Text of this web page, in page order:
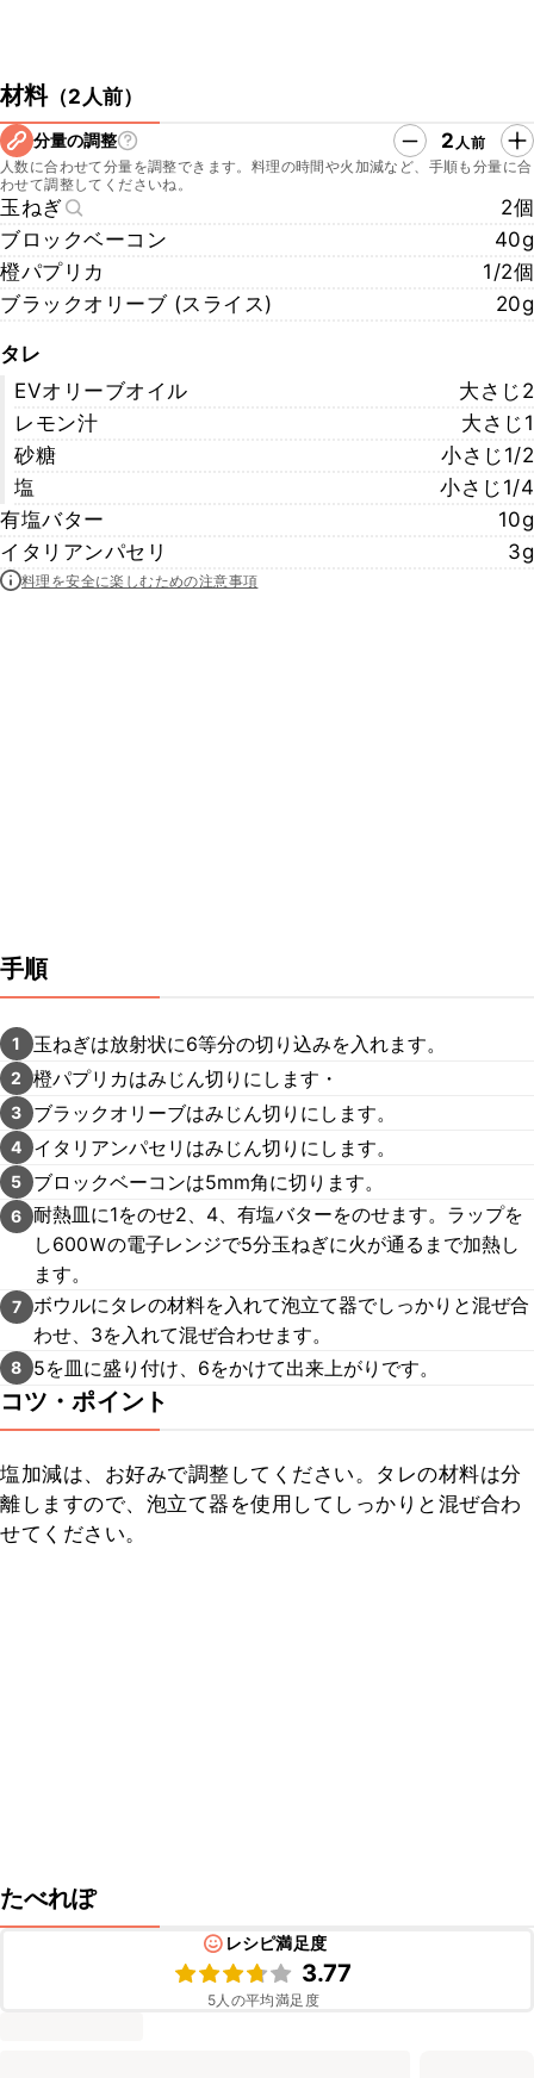
材料（2人前）
分量の調整 2 人前
人数に合わせて分量を調整できます。料理の時間や火加減など、手順も分量に合
わせて調整してくださいね。
玉ねぎ
2個
ブロックベーコン
40g
橙パプリカ
1/2個
ブラックオリーブ (スライス)
20g
タレ
EVオリーブオイル
大さじ2
レモン汁
大さじ1
砂糖
小さじ1/2
塩
小さじ1/4
有塩バター
10g
イタリアンパセリ
3g
料理を安全に楽しむための注意事項
手順
1 玉ねぎは放射状に6等分の切り込みを入れます。
2 橙パプリカはみじん切りにします・
3 ブラックオリーブはみじん切りにします。
4 イタリアンパセリはみじん切りにします。
5 ブロックベーコンは5mm角に切ります。
6 耐熱皿に1をのせ2、4、有塩バターをのせます。ラップを
し600Ｗの電子レンジで5分玉ねぎに火が通るまで加熱し
ます。
7 ボウルにタレの材料を入れて泡立て器でしっかりと混ぜ合
わせ、3を入れて混ぜ合わせます。
8 5を皿に盛り付け、6をかけて出来上がりです。
コツ・ポイント
塩加減は、お好みで調整してください。タレの材料は分
離しますので、泡立て器を使用してしっかりと混ぜ合わ
せてください。
たべれぽ
レシピ満足度
3.77
5人の平均満足度